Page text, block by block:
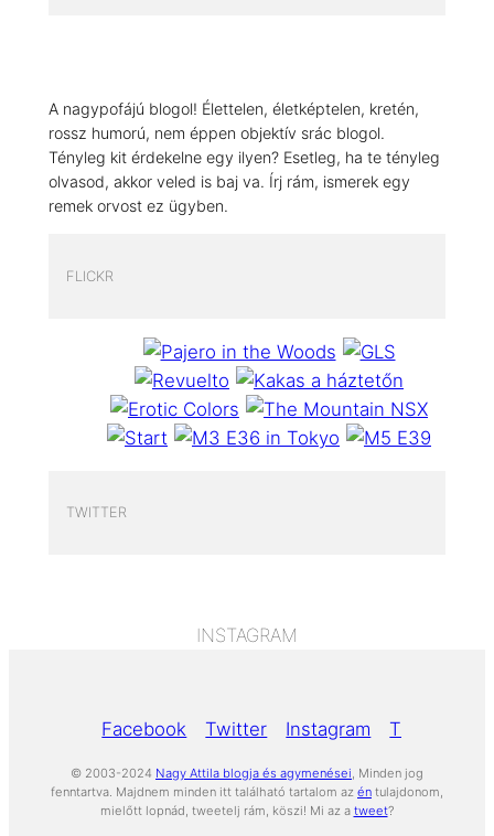
A nagypofájú blogol! Élettelen, életképtelen, kretén,
rossz humorú, nem éppen objektív srác blogol.
Tényleg kit érdekelne egy ilyen? Esetleg, ha te tényleg
olvasod, akkor veled is baj va. Írj rám, ismerek egy
remek orvost ez ügyben.
FLICKR
TWITTER
INSTAGRAM
Facebook Twitter Instagram Tumblr
© 2003-2024 Nagy Attila blogja és agymenései, Minden jog
fenntartva. Majdnem minden itt található tartalom az én tulajdonom,
mielőtt lopnád, tweetelj rám, köszi! Mi az a tweet?